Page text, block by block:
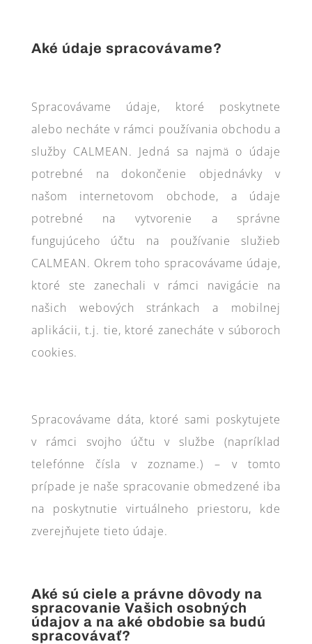
Aké údaje spracovávame?
Spracovávame údaje, ktoré poskytnete
alebo necháte v rámci používania obchodu a
služby CALMEAN. Jedná sa najmä o údaje
potrebné na dokončenie objednávky v
našom internetovom obchode, a údaje
potrebné na vytvorenie a správne
fungujúceho účtu na používanie služieb
CALMEAN. Okrem toho spracovávame údaje,
ktoré ste zanechali v rámci navigácie na
našich webových stránkach a mobilnej
aplikácii, t.j. tie, ktoré zanecháte v súboroch
cookies.
Spracovávame dáta, ktoré sami poskytujete
v rámci svojho účtu v službe (napríklad
telefónne čísla v zozname.) – v tomto
prípade je naše spracovanie obmedzené iba
na poskytnutie virtuálneho priestoru, kde
zverejňujete tieto údaje.
Aké sú ciele a právne dôvody na
spracovanie Vašich osobných
údajov a na aké obdobie sa budú
spracovávať?